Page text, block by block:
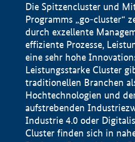
Die Spitzencluster und
Programms „go-cluster“
durch exzellente
effiziente Prozesse,
eine sehr hohe
Leistungsstarke Cluster
traditionellen Branchen
Hochtechnologien und
aufstrebenden
Industrie 4.0 oder
Cluster finden sich in